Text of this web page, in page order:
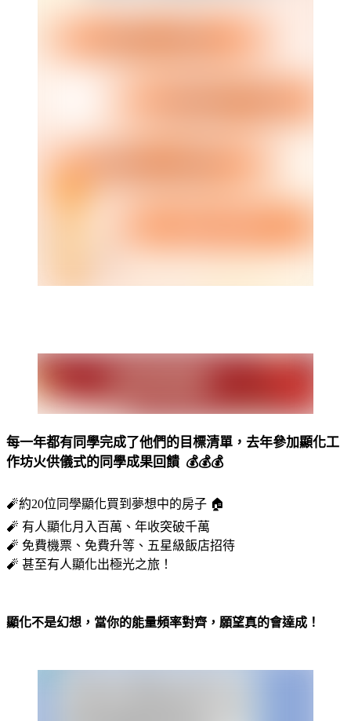
每一年都有同學完成了他們的目標清單，去年參加顯化工
作坊火供儀式的同學成果回饋 💰💰💰
🧨約20位同學顯化買到夢想中的房子 🏠
🧨 有人顯化月入百萬、年收突破千萬
🧨 免費機票、免費升等、五星級飯店招待
🧨 甚至有人顯化出極光之旅！
顯化不是幻想， 當你的能量頻率對齊，願望真的會達成！